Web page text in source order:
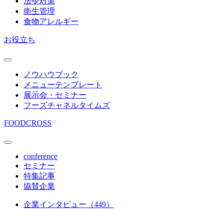
衛生管理
食物アレルギー
お役立ち
ノウハウブック
メニューテンプレート
展示会・セミナー
フーズチャネルタイムズ
FOODCROSS
conference
セミナー
特集記事
協賛企業
企業インタビュー（449）